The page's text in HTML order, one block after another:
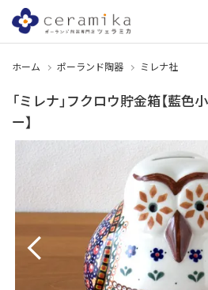
ホーム ポーランド陶器 ミレナ社
「ミレナ」フクロウ貯金箱【藍
ー】